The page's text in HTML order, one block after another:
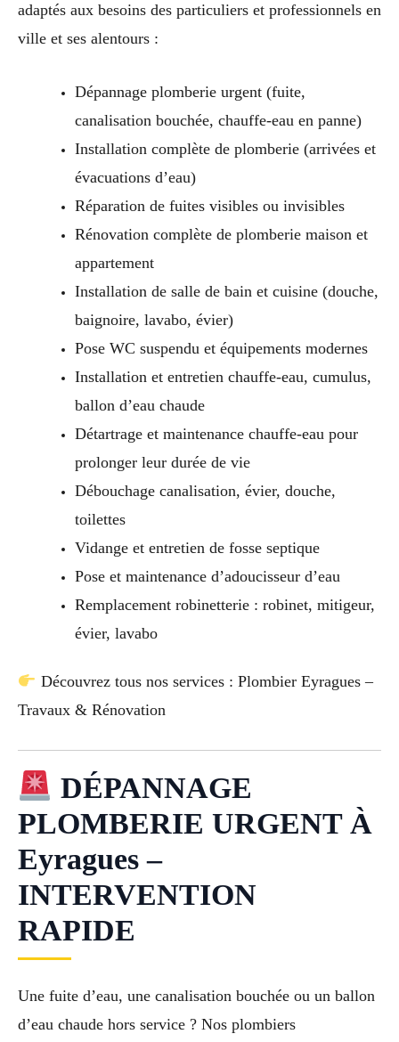
adaptés aux besoins des particuliers et professionnels en
ville et ses alentours :
Dépannage plomberie urgent (fuite,
canalisation bouchée, chauffe-eau en panne)
Installation complète de plomberie (arrivées et
évacuations d’eau)
Réparation de fuites visibles ou invisibles
Rénovation complète de plomberie maison et
appartement
Installation de salle de bain et cuisine (douche,
baignoire, lavabo, évier)
Pose WC suspendu et équipements modernes
Installation et entretien chauffe-eau, cumulus,
ballon d’eau chaude
Détartrage et maintenance chauffe-eau pour
prolonger leur durée de vie
Débouchage canalisation, évier, douche,
toilettes
Vidange et entretien de fosse septique
Pose et maintenance d’adoucisseur d’eau
Remplacement robinetterie : robinet, mitigeur,
évier, lavabo
Découvrez tous nos services : Plombier Eyragues –
Travaux & Rénovation
DÉPANNAGE
PLOMBERIE URGENT À
Eyragues –
INTERVENTION
RAPIDE
Une fuite d’eau, une canalisation bouchée ou un ballon
d’eau chaude hors service ? Nos plombiers